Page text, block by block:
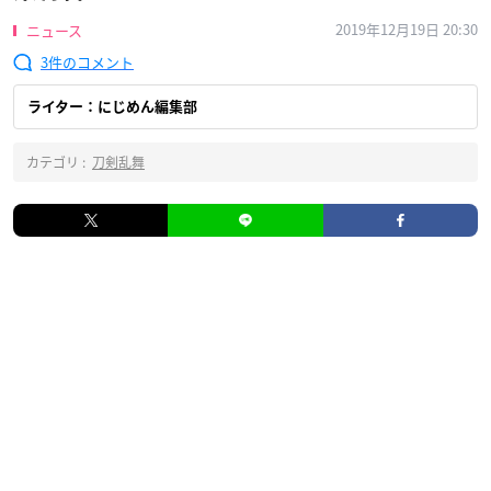
ニュース
2019年12月19日 20:30
3
ライター：にじめん編集部
カテゴリ : 刀剣乱舞